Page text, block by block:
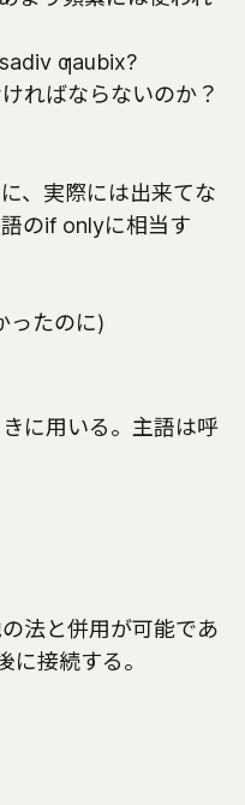
ƣaubix?
ればならないのか？
、実際には出来てな
のif onlyに相当す
ったのに)
に用いる。主語は呼
法と併用が可能であ
接続する。